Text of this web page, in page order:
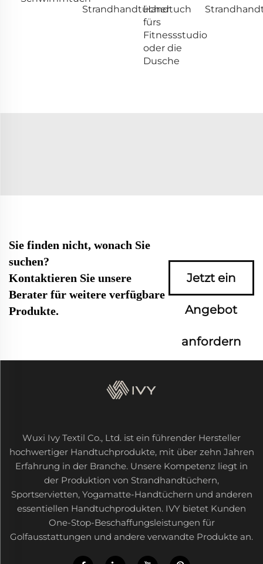
Strandhandtücher
Handtuch
fürs
Fitnessstudio
oder die
Dusche
Sie finden nicht, wonach Sie
suchen?
Kontaktieren Sie unsere
Berater für weitere verfügbare
Produkte.
Jetzt ein
Angebot
anfordern
Wuxi Ivy Textil Co., Ltd. ist ein führender Hersteller
hochwertiger Handtuchprodukte, mit über zehn Jahren
Erfahrung in der Branche. Unsere Kompetenz liegt in
der Produktion von Strandhandtüchern,
Sportservietten, Yogamatte-Handtüchern und anderen
essentiellen Handtuchprodukten. IVY bietet Kunden
One-Stop-Beschaffungsleistungen für
Golfausstattungen und andere verwandte Produkte an.